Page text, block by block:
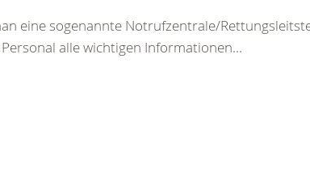
eine sogenannte Notrufzentrale/
alle wichtigen Informationen...